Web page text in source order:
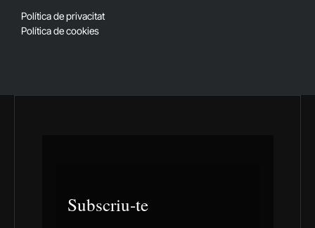
Política de privacitat
Política de cookies